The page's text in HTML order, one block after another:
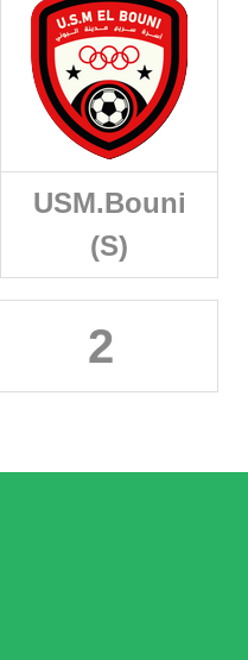
USM.Bouni
(S)
2